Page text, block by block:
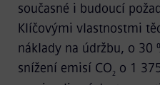
současné i budoucí
Klíčovými vlastnostmi
náklady na údržbu, o 30
snížení emisí CO2
o 1